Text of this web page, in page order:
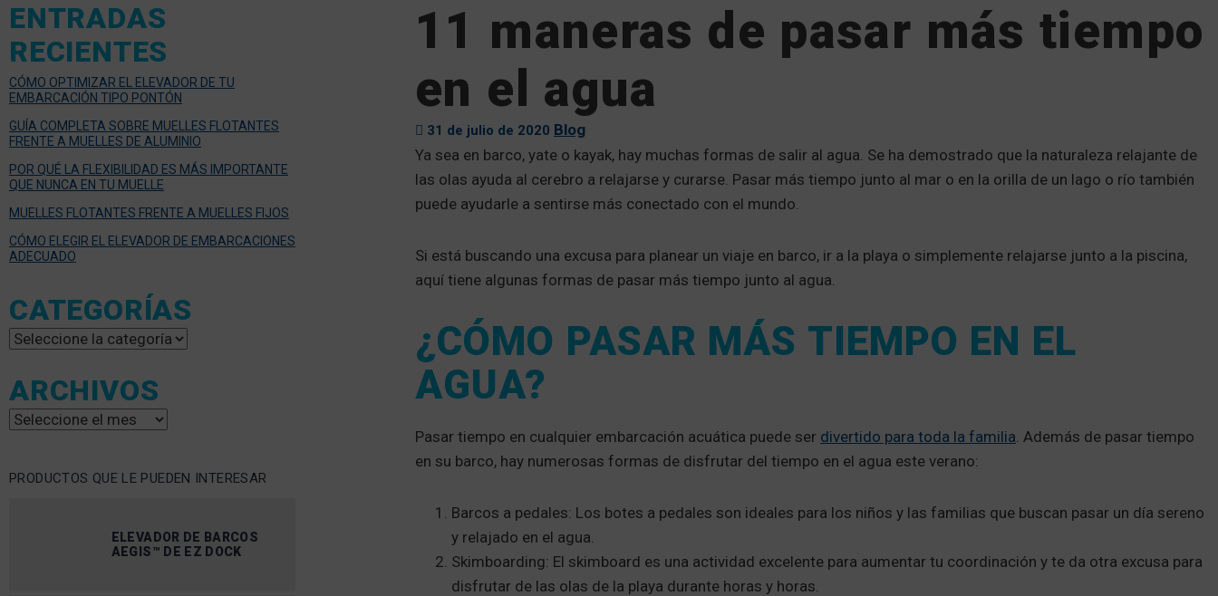
11 maneras de pasar más tiempo
en el agua
31 de julio de 2020 Blog
Ya sea en barco, yate o kayak, hay muchas formas de salir al agua. Se ha demostrado que la naturaleza relajante de
las olas ayuda al cerebro a relajarse y curarse. Pasar más tiempo junto al mar o en la orilla de un lago o río también
puede ayudarle a sentirse más conectado con el mundo.
Si está buscando una excusa para planear un viaje en barco, ir a la playa o simplemente relajarse junto a la piscina,
aquí tiene algunas formas de pasar más tiempo junto al agua.
¿CÓMO PASAR MÁS TIEMPO EN EL
AGUA?
Pasar tiempo en cualquier embarcación acuática puede ser divertido para toda la familia. Además de pasar tiempo
en su barco, hay numerosas formas de disfrutar del tiempo en el agua este verano:
Barcos a pedales: Los botes a pedales son ideales para los niños y las familias que buscan pasar un día sereno
y relajado en el agua.
Skimboarding: El skimboard es una actividad excelente para aumentar tu coordinación y te da otra excusa para
disfrutar de las olas de la playa durante horas y horas.
ENTRADAS
RECIENTES
CÓMO OPTIMIZAR EL ELEVADOR DE TU
EMBARCACIÓN TIPO PONTÓN
GUÍA COMPLETA SOBRE MUELLES FLOTANTES
FRENTE A MUELLES DE ALUMINIO
POR QUÉ LA FLEXIBILIDAD ES MÁS IMPORTANTE
QUE NUNCA EN TU MUELLE
MUELLES FLOTANTES FRENTE A MUELLES FIJOS
CÓMO ELEGIR EL ELEVADOR DE EMBARCACIONES
ADECUADO
CATEGORÍAS
Categorías
ARCHIVOS
Archivos
PRODUCTOS QUE LE PUEDEN INTERESAR
ELEVADOR DE BARCOS
AEGIS™ DE EZ DOCK